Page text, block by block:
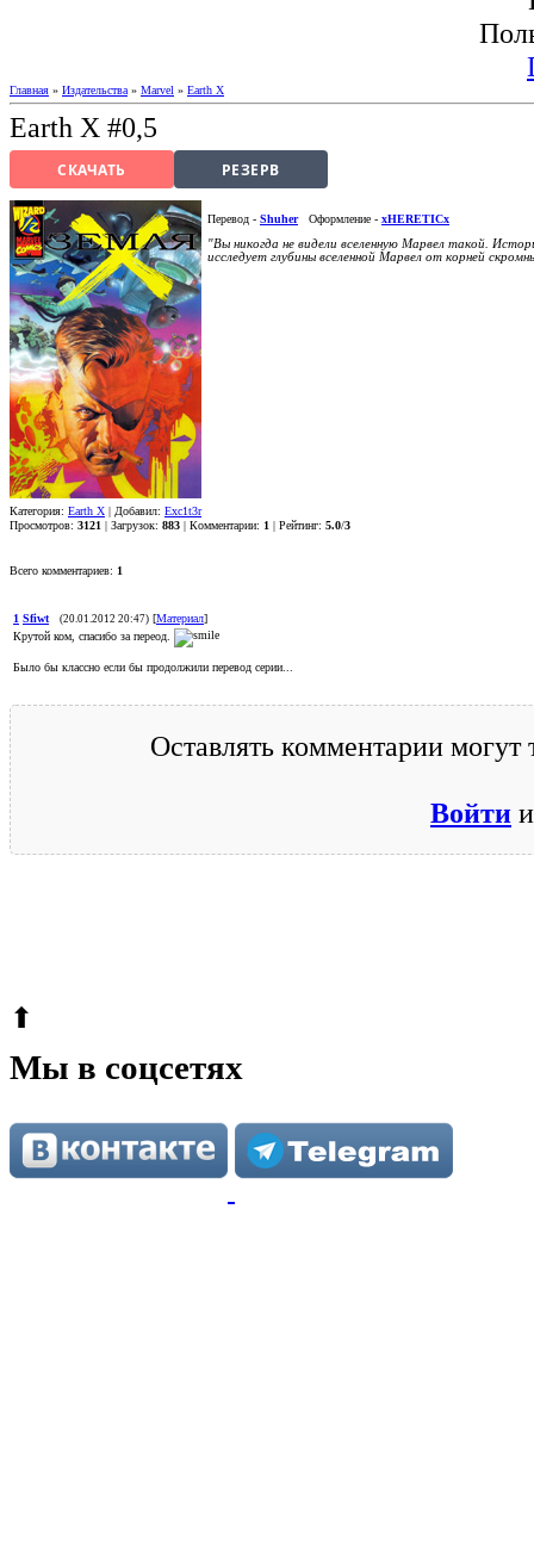
Главная » Издательства» Marvel » Earth X
Earth X #0,5
СКАЧАТЬ РЕЗЕРВ
Перевод - ShuherОформление - xHERETICx
"Вы никогда не видели вселенную Марвел такой.
исследует глубины вселенной Марвел от корней
Категория: Earth X | Добавил: Exc1t3r
Просмотров: 3121 | Загрузок: 883 | Комментарии: 1 | Рейтинг: 5.0/3
Всего комментариев: 1
1 Sfiwt (20.01.2012 20:47) [Материал]
Крутой ком, спасибо за переод.
Было бы классно если бы продолжили перевод серии...
Оставлять комментарии могут
Войти
⬆
Мы в соцсетях